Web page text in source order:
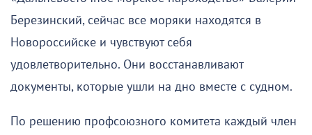
Березинский, сейчас все моряки находятся в
Новороссийске и чувствуют себя
удовлетворительно. Они восстанавливают
документы, которые ушли на дно вместе с судном.
По решению профсоюзного комитета каждый член